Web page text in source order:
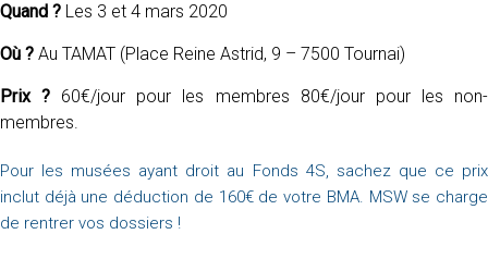
Quand ? Les 3 et 4 mars 2020
Où ? Au TAMAT (Place Reine Astrid, 9 – 7500 Tournai)
Prix ? 60€/jour pour les membres 80€/jour pour les non-
membres.
Pour les musées ayant droit au Fonds 4S, sachez que ce prix
inclut déjà une déduction de 160€ de votre BMA. MSW se charge
de rentrer vos dossiers !